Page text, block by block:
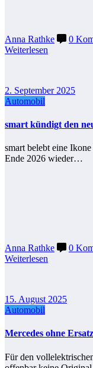
Anna Rathke
0
Weiterlesen
2. September 2025
Automobil
smart kündigt den
smart belebt eine
Ende 2026 wieder…
Anna Rathke
0
Weiterlesen
15. August 2025
Automobil
Mercedes ohne
Für den